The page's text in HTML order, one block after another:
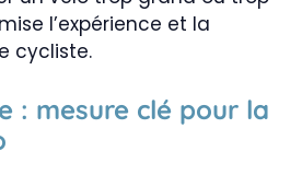
l’expérience et la
cycliste.
: mesure clé pour la